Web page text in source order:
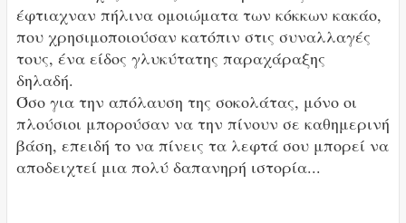
έφτιαχναν πήλινα ομοιώματα των κόκκων κακάο,
που χρησιμοποιούσαν κατόπιν στις συναλλαγές
τους, ένα είδος γλυκύτατης παραχάραξης
δηλαδή.
Όσο για την απόλαυση της σοκολάτας, μόνο οι
πλούσιοι μπορούσαν να την πίνουν σε καθημερινή
βάση, επειδή το να πίνεις τα λεφτά σου μπορεί να
αποδειχτεί μια πολύ δαπανηρή ιστορία...